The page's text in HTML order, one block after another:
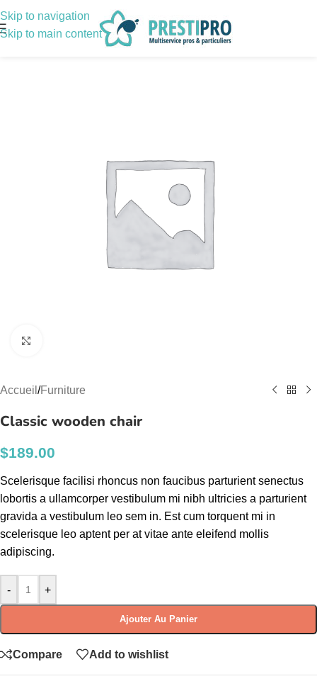
Skip to navigation
Skip to main content
Accueil /Furniture
Classic wooden chair
$189.00
Scelerisque facilisi rhoncus non faucibus parturient senectus
lobortis a ullamcorper vestibulum mi nibh ultricies a parturient
gravida a vestibulum leo sem in. Est cum torquent mi in
scelerisque leo aptent per at vitae ante eleifend mollis
adipiscing.
- +
Ajouter Au Panier
Compare Add to wishlist